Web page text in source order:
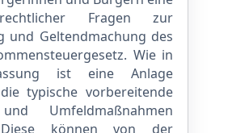
Fragen zur
und Geltendmachung des
Wie in
ist eine Anlage
typische vorbereitende
Umfeldmaßnahmen
können von der